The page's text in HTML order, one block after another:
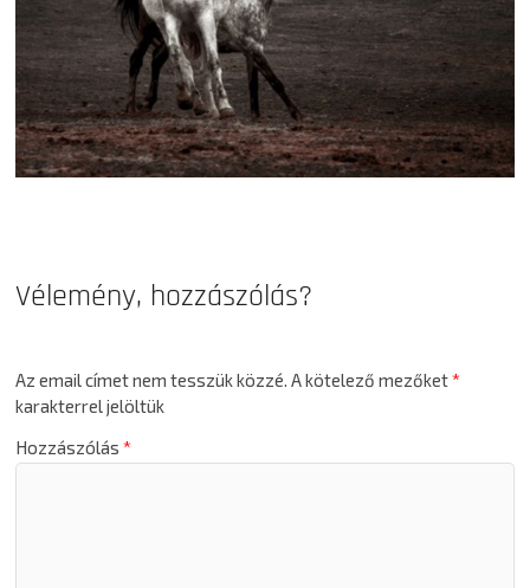
Vélemény, hozzászólás?
Az email címet nem tesszük közzé. A kötelező mezőket*
karakterrel jelöltük
Hozzászólás*